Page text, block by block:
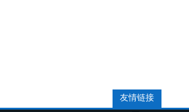
友情链接